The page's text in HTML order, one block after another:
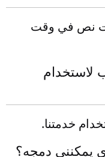
يصل إلى 10 ملفات نص في وقت
خدمتنا.
يمكنني دمجه؟